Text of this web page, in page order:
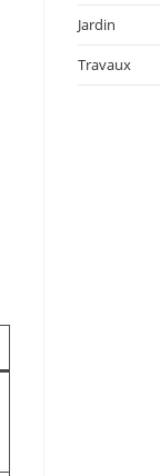
Jardin
Travaux